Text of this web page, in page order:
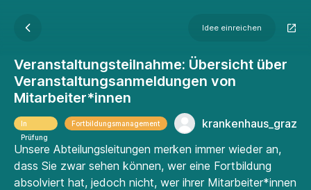
Idee einreichen
Veranstaltungsteilnahme: Übersicht über
Veranstaltungsanmeldungen von
Mitarbeiter*innen
In
Prüfung
Fortbildungsmanagement
krankenhaus_graz
Unsere Abteilungsleitungen merken immer wieder an,
dass Sie zwar sehen können, wer eine Fortbildung
absolviert hat, jedoch nicht, wer ihrer Mitarbeiter*innen